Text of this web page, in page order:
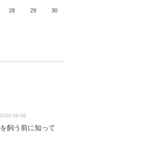
28 29 30
2026.08.06
飼う前に知って